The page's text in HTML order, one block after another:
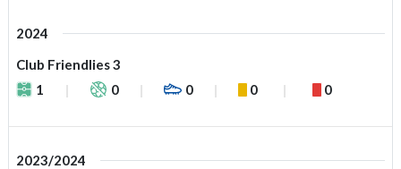
2024
Club Friendlies 3
1
0 0 0 0
2023/2024